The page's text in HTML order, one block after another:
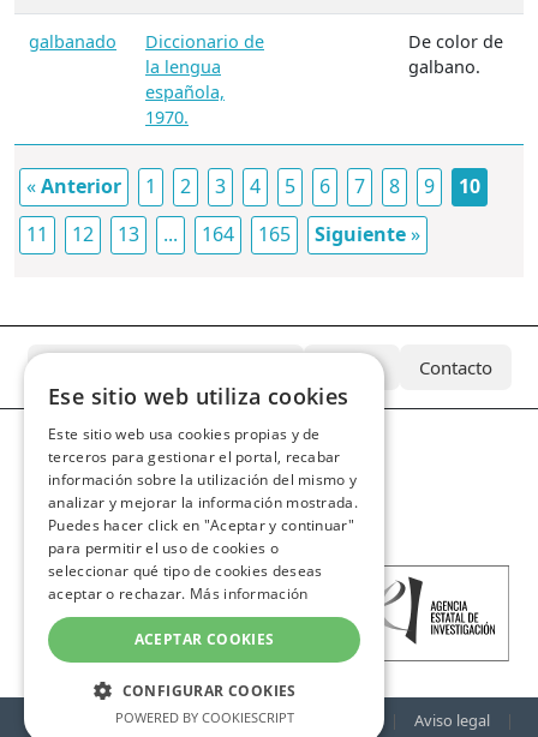
galbanado
Diccionario de
la lengua
española,
1970.
De color de
galbano.
«Anterior 1 2 3 4 5 6 7 8 9
10
11
12 13 ... 164 165 Siguiente»
Equipo Contacto
© Real Academia de Bellas Artes de San Fernando | Aviso legal
|
Ese sitio web utiliza cookies
Este sitio web usa cookies propias y de
terceros para gestionar el portal, recabar
información sobre la utilización del mismo y
analizar y mejorar la información mostrada.
Puedes hacer click en "Aceptar y continuar"
para permitir el uso de cookies o
seleccionar qué tipo de cookies deseas
aceptar o rechazar. Más información
ACEPTAR COOKIES
CONFIGURAR COOKIES
POWERED BY COOKIESCRIPT